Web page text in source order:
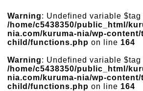
Warning: Undefined variable $tag
/home/c5438350/public_html/
nia.com/kuruma-nia/wp-
child/functions.php on line 164
Warning: Undefined variable $tag
/home/c5438350/public_html/
nia.com/kuruma-nia/wp-
child/functions.php on line 164